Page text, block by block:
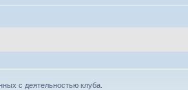
с деятельностью клуба.